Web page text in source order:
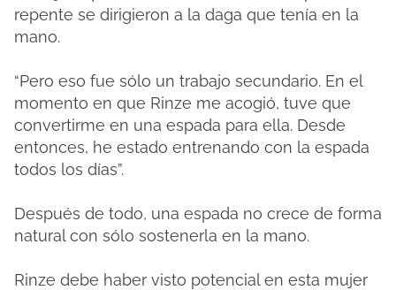
repente se dirigieron a la daga que tenía en la
mano.
“Pero eso fue sólo un trabajo secundario. En el
momento en que Rinze me acogió, tuve que
convertirme en una espada para ella. Desde
entonces, he estado entrenando con la espada
todos los días”.
Después de todo, una espada no crece de forma
natural con sólo sostenerla en la mano.
Rinze debe haber visto potencial en esta mujer